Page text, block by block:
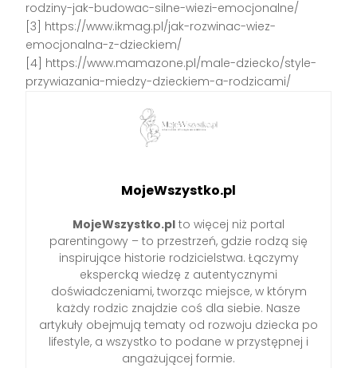
rodziny-jak-budowac-silne-wiezi-emocjonalne/
[3] https://www.ikmag.pl/jak-rozwinac-wiez-
emocjonalna-z-dzieckiem/
[4] https://www.mamazone.pl/male-dziecko/style-
przywiazania-miedzy-dzieckiem-a-rodzicami/
MojeWszystko.pl
MojeWszystko.pl to więcej niż portal
parentingowy – to przestrzeń, gdzie rodzą się
inspirujące historie rodzicielstwa. Łączymy
ekspercką wiedzę z autentycznymi
doświadczeniami, tworząc miejsce, w którym
każdy rodzic znajdzie coś dla siebie. Nasze
artykuły obejmują tematy od rozwoju dziecka po
lifestyle, a wszystko to podane w przystępnej i
angażującej formie.